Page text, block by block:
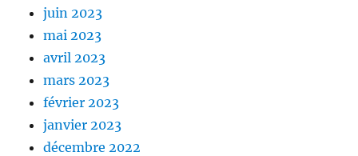
juin 2023
mai 2023
avril 2023
mars 2023
février 2023
janvier 2023
décembre 2022